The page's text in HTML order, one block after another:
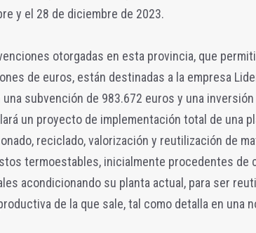
y el 28 de diciembre de 2023.
otorgadas en esta provincia, que
de euros, están destinadas a la empresa
una subvención de 983.672 euros y una
un proyecto de implementación total de una
reciclado, valorización y reutilización de
termoestables, inicialmente procedentes de
acondicionando su planta actual, para ser
de la que sale, tal como detalla en una